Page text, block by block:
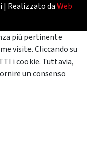
Realizzato daWeb
più pertinente
visite. Cliccando su
i cookie. Tuttavia,
un consenso